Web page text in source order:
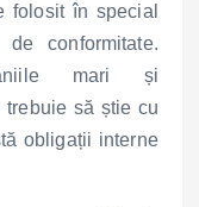
folosit în special
conformitate.
mari și
trebuie să știe cu
obligații interne